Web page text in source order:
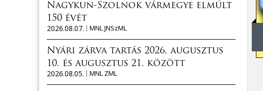
Nagykun-Szolnok vármegye elmúlt
150 évét
2026.08.07.
MNL JNSzML
Nyári zárva tartás 2026. augusztus
10. és augusztus 21. között
2026.08.05.
MNL ZML